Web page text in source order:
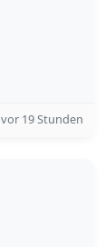
vor 19 Stunden